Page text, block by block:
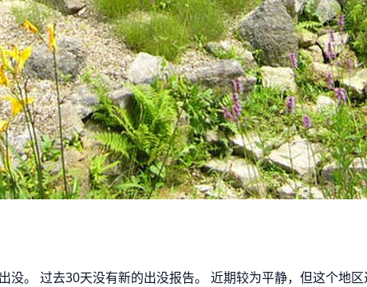
。 过去30天没有新的出没报告。 近期较为平静，但这个地